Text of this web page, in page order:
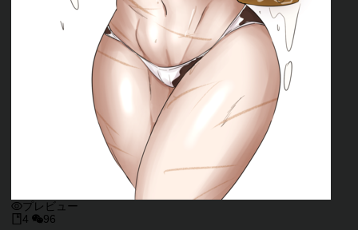
プレビュー
4
96